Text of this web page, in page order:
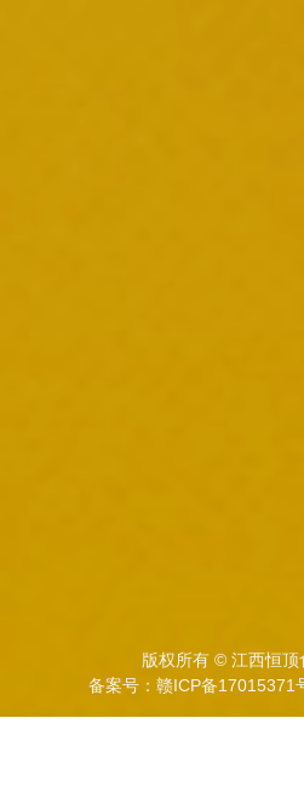
版权所有 © 江西恒
备案号：赣ICP备17015371